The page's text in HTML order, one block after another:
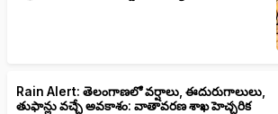
Rain Alert: తెలంగాణలో వర్షాలు, ఈదురుగాలులు,
తుఫాన్లు వచ్చే అవకాశం: వాతావరణ శాఖ హెచ్చరిక